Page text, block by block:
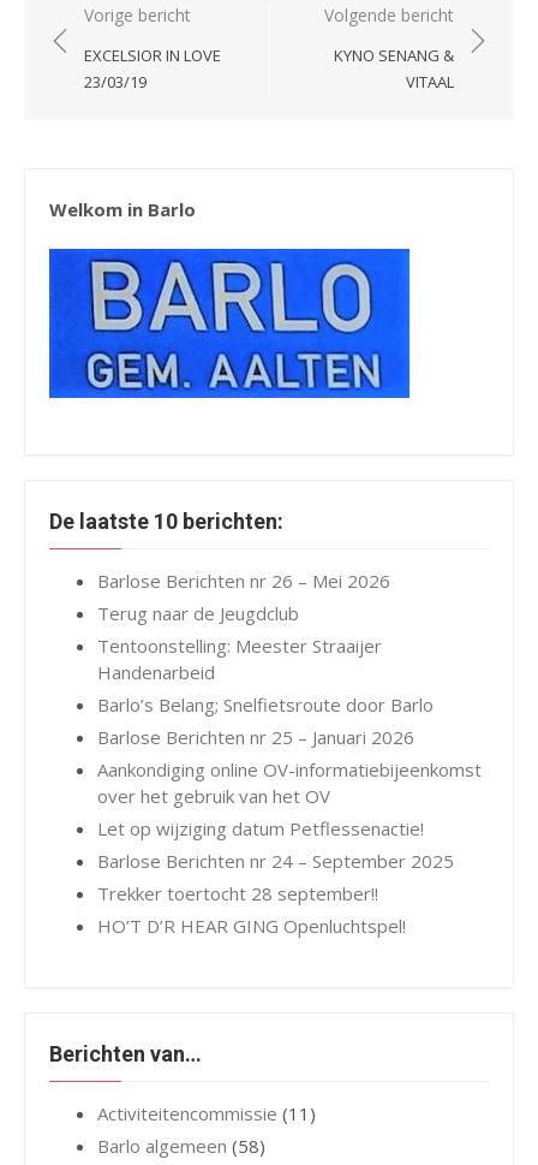
Bericht
navigatie
Vorige bericht
EXCELSIOR IN LOVE
23/03/19
Volgende bericht
KYNO SENANG &
VITAAL
Welkom in Barlo
De laatste 10 berichten:
Barlose Berichten nr 26 – Mei 2026
Terug naar de Jeugdclub
Tentoonstelling: Meester Straaijer
Handenarbeid
Barlo’s Belang; Snelfietsroute door Barlo
Barlose Berichten nr 25 – Januari 2026
Aankondiging online OV-informatiebijeenkomst
over het gebruik van het OV
Let op wijziging datum Petflessenactie!
Barlose Berichten nr 24 – September 2025
Trekker toertocht 28 september!!
HO’T D’R HEAR GING Openluchtspel!
Berichten van…
Activiteitencommissie (11)
Barlo algemeen (58)